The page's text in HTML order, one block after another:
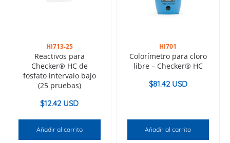
HI713-25
Reactivos para
Checker® HC de
fosfato intervalo bajo
(25 pruebas)
$12.42 USD
Añadir al carrito
HI701
Colorímetro para cloro
libre – Checker® HC
$81.42 USD
Añadir al carrito